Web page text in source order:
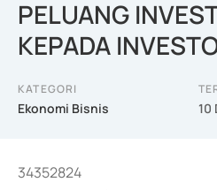
PELUANG
KEPADA
KATEGORI
Ekonomi Bisnis 10
34352824